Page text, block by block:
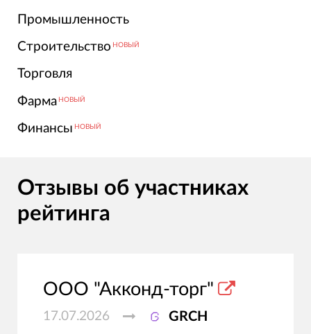
Промышленность
Строительство НОВЫЙ
Торговля
Фарма НОВЫЙ
Финансы НОВЫЙ
Отзывы об участниках
рейтинга
ООО "Акконд-торг"
17.07.2026 GRCH